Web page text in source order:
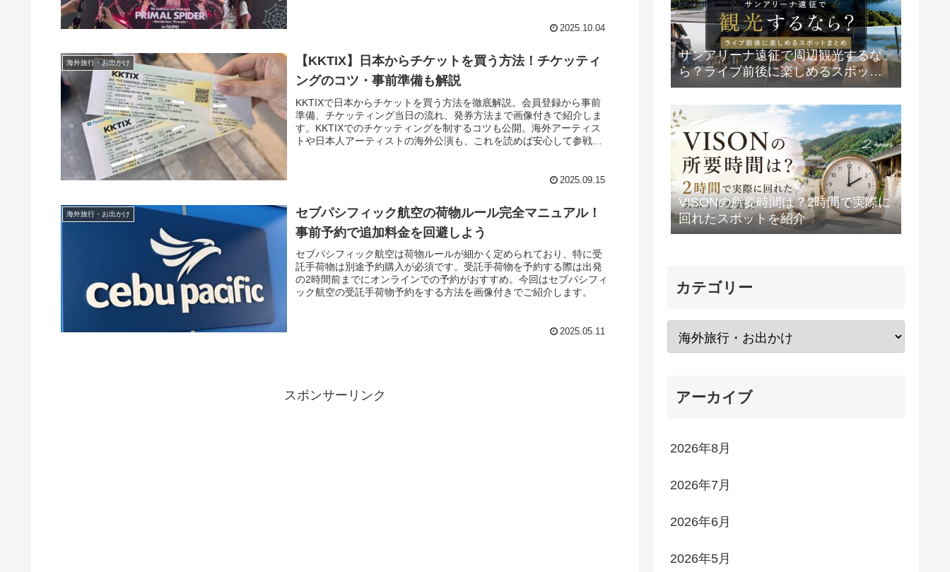
2025.10.04
海外旅行・お出かけ
【KKTIX】日本からチケットを買う方法！チケッティ
ングのコツ・事前準備も解説
KKTIXで日本からチケットを買う方法を徹底解説。会員登録から事前
準備、チケッティング当日の流れ、発券方法まで画像付きで紹介しま
す。KKTIXでのチケッティングを制するコツも公開。海外アーティス
トや日本人アーティストの海外公演も、これを読めば安心して参戦で
2025.09.15
海外旅行・お出かけ
セブパシフィック航空の荷物ルール完全マニュアル！
事前予約で追加料金を回避しよう
セブパシフィック航空は荷物ルールが細かく定められており、特に受
託手荷物は別途予約購入が必須です。受託手荷物を予約する際は出発
の2時間前までにオンラインでの予約がおすすめ。今回はセブパシフィ
ック航空の受託手荷物予約をする方法を画像付きでご紹介します。
2025.05.11
スポンサーリンク
サンアリーナ遠征で周辺観光するな
ら？ライブ前後に楽しめるスポット
まとめ
VISONの所要時間は？2時間で実際に
回れたスポットを紹介
カテゴリー
アーカイブ
2026年8月
2026年7月
2026年6月
2026年5月